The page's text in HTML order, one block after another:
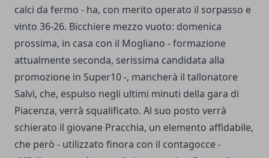
calci da fermo - ha, con merito operato il sorpasso e
vinto 36-26. Bicchiere mezzo vuoto: domenica
prossima, in casa con il Mogliano - formazione
attualmente seconda, serissima candidata alla
promozione in Super10 -, mancherà il tallonatore
Salvi, che, espulso negli ultimi minuti della gara di
Piacenza, verrà squalificato. Al suo posto verrà
schierato il giovane Pracchia, un elemento affidabile,
che però - utilizzato finora con il contagocce -